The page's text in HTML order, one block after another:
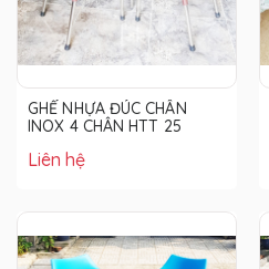
GHẾ NHỰA ĐÚC CHÂN
INOX 4 CHÂN HTT 25
Liên hệ